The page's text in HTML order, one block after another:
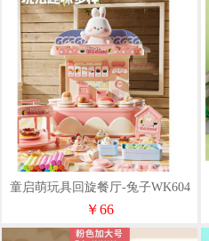
童启萌玩具回旋餐厅-兔子WK604
￥66